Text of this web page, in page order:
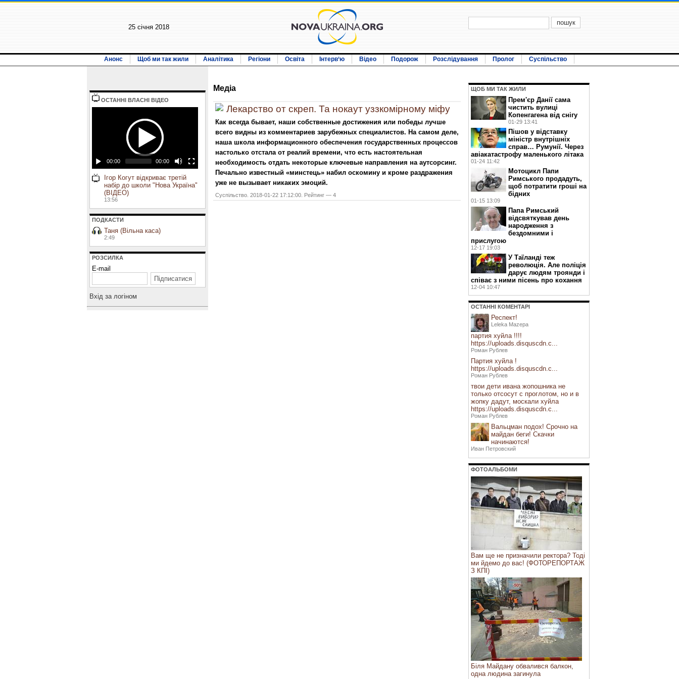
25 січня 2018
Анонс Щоб ми так жили Аналітика Регіони Освіта Інтерв‘ю Відео Подорож Розслідування Пролог Суспільство
ОСТАННI ВЛАСНI ВIДЕО
00:00 00:00
Ігор Когут відкриває третій
набір до школи "Нова Україна"
(ВІДЕО)
13:56
ПОДКАСТИ
Таня (Вільна каса)
2:49
РОЗСИЛКА
E-mail
Вхiд за логiном
Медiа
Лекарство от скреп. Та нокаут уззкомірному міфу
Как всегда бывает, наши собственные достижения или победы лучше
всего видны из комментариев зарубежных специалистов. На самом деле,
наша школа информационного обеспечения государственных процессов
настолько отстала от реалий времени, что есть настоятельная
необходимость отдать некоторые ключевые направления на аутсорсинг.
Печально известный «минстець» набил оскомину и кроме раздражения
уже не вызывает никаких эмоций.
Суспільство. 2018-01-22 17:12:00. Рейтинг — 4
ЩОБ МИ ТАК ЖИЛИ
Прем'єр Данії сама
чистить вулиці
Копенгагена від снігу
01-29 13:41
Пішов у відставку
міністр внутрішніх
справ… Румунії. Через
авіакатастрофу маленького літака
01-24 11:42
Мотоцикл Папи
Римського продадуть,
щоб потратити гроші на
бідних
01-15 13:09
Папа Римський
відсвяткував день
народження з
бездомними і
прислугою
12-17 19:03
У Таїланді теж
революція. Але поліція
дарує людям троянди і
співає з ними пісень про кохання
12-04 10:47
ОСТАННI КОМЕНТАРI
Респект!
Leleka Mazepa
партия хуйла !!!!
https://uploads.disquscdn.c...
Роман Рублев
Партия хуйла !
https://uploads.disquscdn.c...
Роман Рублев
твои дети ивана жопошника не
только отсосут с проглотом, но и в
жопку дадут, москали хуйла
https://uploads.disquscdn.c...
Роман Рублев
Вальцман подох! Срочно на
майдан беги! Скачки
начинаются!
Иван Петровский
ФОТОАЛЬБОМИ
Вам ще не призначили ректора? Тоді
ми йдемо до вас! (ФОТОРЕПОРТАЖ
З КПІ)
Біля Майдану обвалився балкон,
одна людина загинула